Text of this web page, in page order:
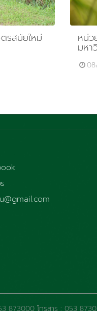
รสมัยใหม่ หน่ว
มหา
873000 โทรสาร : 053